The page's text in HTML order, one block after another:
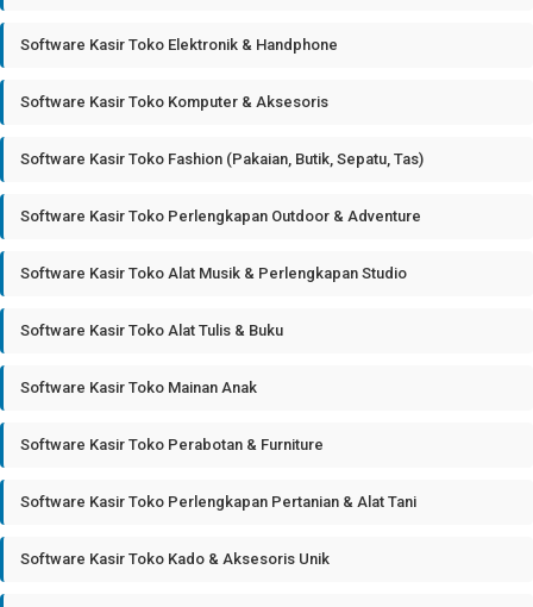
Software Kasir Toko Elektronik & Handphone
Software Kasir Toko Komputer & Aksesoris
Software Kasir Toko Fashion (Pakaian, Butik, Sepatu, Tas)
Software Kasir Toko Perlengkapan Outdoor & Adventure
Software Kasir Toko Alat Musik & Perlengkapan Studio
Software Kasir Toko Alat Tulis & Buku
Software Kasir Toko Mainan Anak
Software Kasir Toko Perabotan & Furniture
Software Kasir Toko Perlengkapan Pertanian & Alat Tani
Software Kasir Toko Kado & Aksesoris Unik